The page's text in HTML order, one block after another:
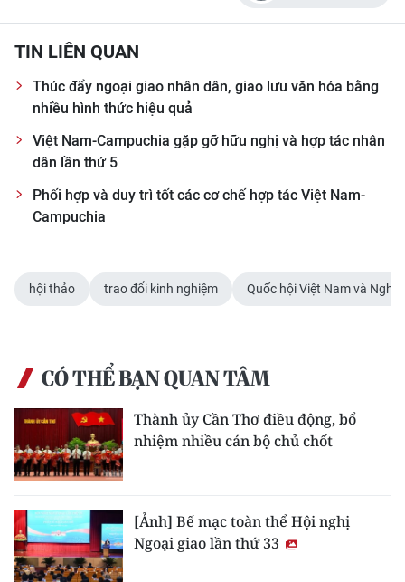
TIN LIÊN QUAN
Thúc đẩy ngoại giao nhân dân, giao lưu văn hóa bằng
nhiều hình thức hiệu quả
Việt Nam-Campuchia gặp gỡ hữu nghị và hợp tác nhân
dân lần thứ 5
Phối hợp và duy trì tốt các cơ chế hợp tác Việt Nam-
Campuchia
hội thảo trao đổi kinh nghiệm Quốc hội Việt Nam và Nghị
CÓ THỂ BẠN QUAN TÂM
Thành ủy Cần Thơ điều động, bổ
nhiệm nhiều cán bộ chủ chốt
[Ảnh] Bế mạc toàn thể Hội nghị
Ngoại giao lần thứ 33